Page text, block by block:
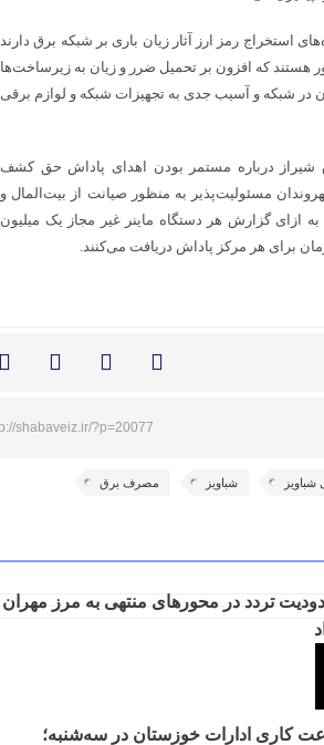
استخراج رمز ارز آثار زیان باری بر شبکه برق دارند
هستند که افزون بر تحمیل ضرر و زیان‌ به زیرساخت‌ها
در شبکه و آسیب جدی به تجهیزات شبکه و لوازم برقی
شیراز درباره مستمر بودن اهدای پاداش حق کشف
مسئولیت‌پذیر به منظور صیانت از بیت‌المال و
به ازای گزارش هر دستگاه ماینر غیر مجاز یک میلیون
shabaveiz.ir/?p=20077
شباویز شباویز مصرف برق
تردد در محورهای منتهی به مرز مهران
کاری ادارات خوزستان در سه‌شنبه؛